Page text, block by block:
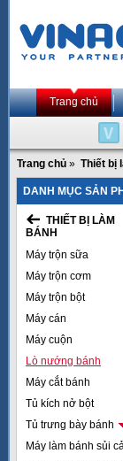
Trang chủ
Trang chủ » Thiết bị
DANH MỤC SẢN
THIẾT BỊ LÀM
BÁNH
Máy trộn sữa
Máy trộn cơm
Máy trộn bột
Máy cán
Máy cuộn
Lò nướng bánh
Máy cắt bánh
Tủ kích nở bột
Tủ trưng bày bánh
Máy làm bánh sủi